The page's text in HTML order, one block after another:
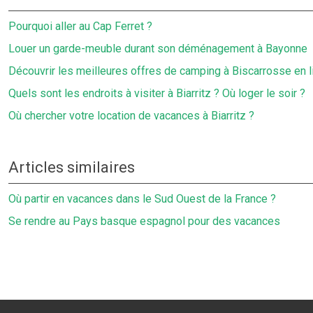
Pourquoi aller au Cap Ferret ?
Louer un garde-meuble durant son déménagement à Bayonne
Découvrir les meilleures offres de camping à Biscarrosse en
Quels sont les endroits à visiter à Biarritz ? Où loger le soir ?
Où chercher votre location de vacances à Biarritz ?
Articles similaires
Où partir en vacances dans le Sud Ouest de la France ?
Se rendre au Pays basque espagnol pour des vacances